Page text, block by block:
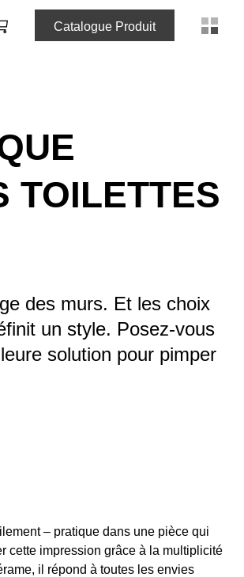
Catalogue Produit
TOILETTES
des murs. Et les choix
un style. Posez-vous
solution pour pimper
– pratique dans une pièce qui
cette impression grâce à la multiplicité
il répond à toutes les envies